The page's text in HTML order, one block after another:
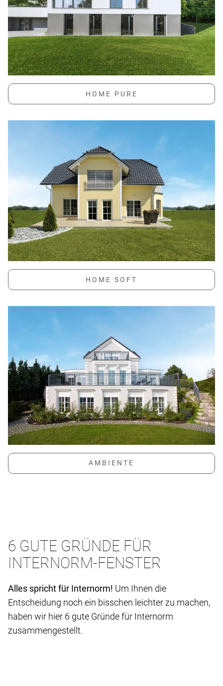
6 GUTE GRÜNDE FÜR
INTERNORM-FENSTER
Alles spricht für Internorm! Um Ihnen die
Entscheidung noch ein bisschen leichter zu machen,
haben wir hier 6 gute Gründe für Internorm
zusammengestellt.